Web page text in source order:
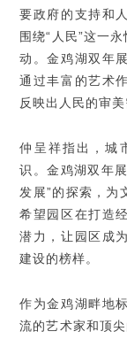
要政府的支持和
围绕“人民”这一
动。金鸡湖双年
通过丰富的艺术
反映出人民的审
仲呈祥指出，城
识。金鸡湖双年
发展”的探索，为
希望园区在打造
潜力，让园区成
建设的榜样。
作为金鸡湖畔地
流的艺术家和顶